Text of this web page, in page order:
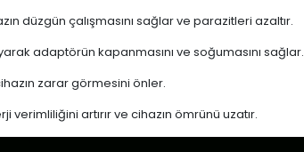
düzgün çalışmasını sağlar ve parazitleri azaltır.
adaptörün kapanmasını ve soğumasını sağlar.
zarar görmesini önler.
verimliliğini artırır ve cihazın ömrünü uzatır.